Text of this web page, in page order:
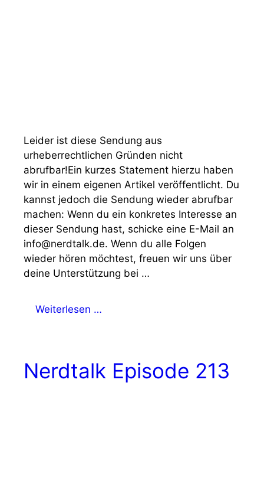
Leider ist diese Sendung aus
urheberrechtlichen Gründen nicht
abrufbar!Ein kurzes Statement hierzu haben
wir in einem eigenen Artikel veröffentlicht. Du
kannst jedoch die Sendung wieder abrufbar
machen: Wenn du ein konkretes Interesse an
dieser Sendung hast, schicke eine E-Mail an
info@nerdtalk.de. Wenn du alle Folgen
wieder hören möchtest, freuen wir uns über
deine Unterstützung bei …
Weiterlesen …
Nerdtalk Episode 213